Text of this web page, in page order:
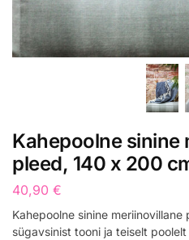
Kahepoolne sinine
pleed, 140 x 200
40,90 €
Kahepoolne sinine
sügavsinist tooni ja teiselt